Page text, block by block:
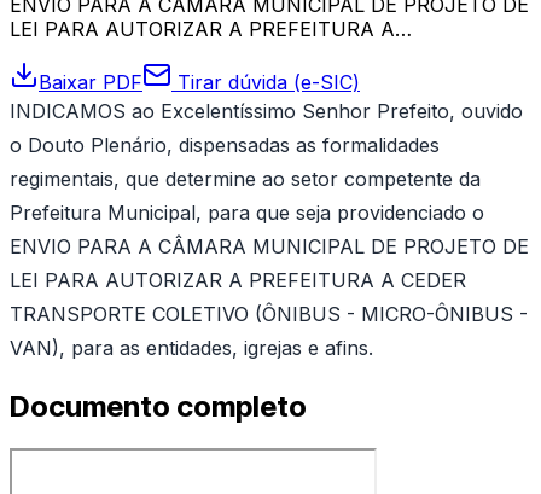
ENVIO PARA A CÂMARA MUNICIPAL DE PROJETO DE
LEI PARA AUTORIZAR A PREFEITURA A…
Baixar PDF
Tirar dúvida (e-SIC)
INDICAMOS ao Excelentíssimo Senhor Prefeito, ouvido
o Douto Plenário, dispensadas as formalidades
regimentais, que determine ao setor competente da
Prefeitura Municipal, para que seja providenciado o
ENVIO PARA A CÂMARA MUNICIPAL DE PROJETO DE
LEI PARA AUTORIZAR A PREFEITURA A CEDER
TRANSPORTE COLETIVO (ÔNIBUS - MICRO-ÔNIBUS -
VAN), para as entidades, igrejas e afins.
Documento completo